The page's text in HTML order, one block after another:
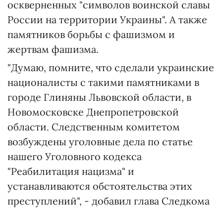
оскверненных "символов воинской славы
России на территории Украины". А также
памятников борьбы с фашизмом и
жертвам фашизма.
"Думаю, помните, что сделали украинские
националисты с такими памятниками в
городе Глиняны Львовской области, в
Новомосковске Днепропетровской
области. Следственным комитетом
возбуждены уголовные дела по статье
нашего Уголовного кодекса
"Реабилитация нацизма" и
устанавливаются обстоятельства этих
преступлений", - добавил глава Следкома